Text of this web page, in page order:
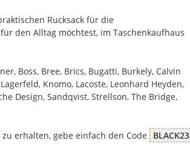
Rucksack für die
den Alltag möchtest, im Taschenkaufhaus
Boss, Bree, Brics, Bugatti, Burkely, Calvin
Knomo, Lacoste, Leonhard Heyden,
Design, Sandqvist, Strellson, The Bridge,
erhalten, gebe einfach den Code
BLACK23